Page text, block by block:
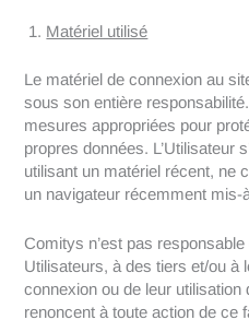
Matériel utilisé
Le matériel de connexion au
sous son entière
mesures appropriées pour
propres données. L’Utilisateur
utilisant un matériel récent, ne
un navigateur récemment mis-
Comitys n’est pas
Utilisateurs, à des tiers et/ou à
connexion ou de leur
renoncent à toute action de ce